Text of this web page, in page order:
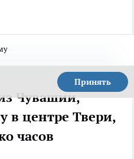
Принять
Чувашии,
в центре Твери,
часов